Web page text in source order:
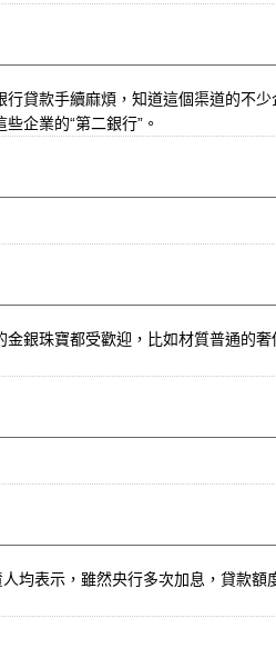
貸款手續麻煩，知道這個渠道的不少
企業的“第二銀行”。
銀珠寶都受歡迎，比如材質普通的奢
均表示，雖然央行多次加息，貸款額